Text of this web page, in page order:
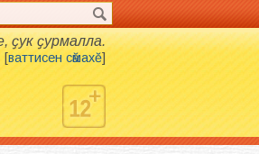
ҫук ҫурмалла.
[ваттисен сӑмахӗ]